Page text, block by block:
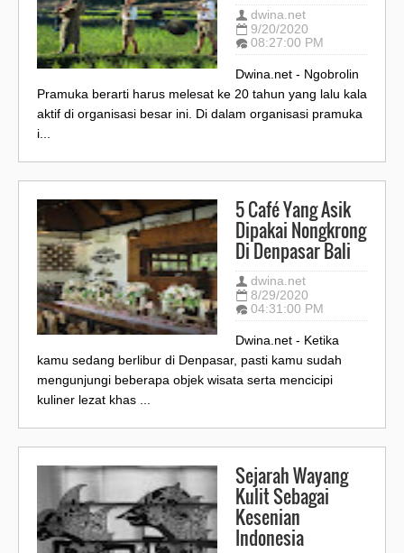
dwina.net
9/20/2020
08:27:00 PM
Dwina.net - Ngobrolin
Pramuka berarti harus melesat ke 20 tahun yang lalu kala
aktif di organisasi besar ini. Di dalam organisasi pramuka
i...
5 Café Yang Asik
Dipakai Nongkrong
Di Denpasar Bali
dwina.net
8/29/2020
04:31:00 PM
Dwina.net - Ketika
kamu sedang berlibur di Denpasar, pasti kamu sudah
mengunjungi beberapa objek wisata serta mencicipi
kuliner lezat khas ...
Sejarah Wayang
Kulit Sebagai
Kesenian
Indonesia